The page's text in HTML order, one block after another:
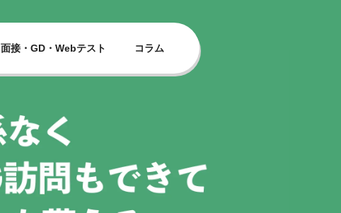
面接・GD・Webテスト コラム